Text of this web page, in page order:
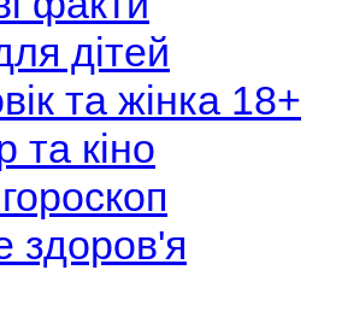
дітей
та жінка 18+
та кіно
здоров'я